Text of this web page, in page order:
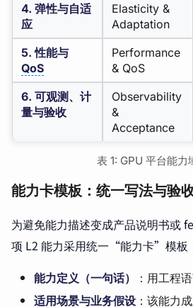
4. 弹性与自适
应
Elasticity &
Adaptation
5. 性能与
QoS
Performance
& QoS
6. 可观测、计
量与验收
Observability
&
Acceptance
表 1: GPU 平台能力
能力卡模板：统一写法与验
为避免能力描述变成产品说明书或
项 L2 能力采用统一“能力卡”模板
能力定义（一句话）
：用工程
适用场景与业务假设 ：该能力